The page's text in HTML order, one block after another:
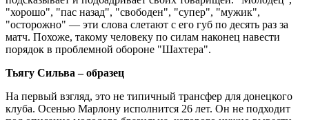
"хорошо", "пас назад", "свободен", "супер", "мужик",
"осторожно" — эти слова слетают с его губ по десять раз за
матч. Похоже, такому человеку по силам наконец навести
порядок в проблемной обороне "Шахтера".
Тьягу Сильва – образец
На первый взгляд, это не типичный трансфер для донецкого
клуба. Осенью Марлону исполнится 26 лет. Он не подходит